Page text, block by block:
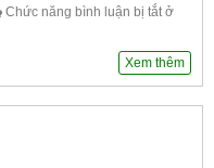
Chức năng bình luận bị tắtở
Xem thêm